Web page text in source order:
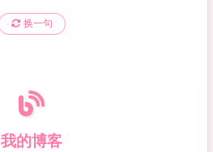
换一句
我的博客